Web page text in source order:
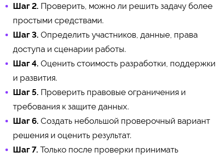
Шаг 2. Проверить, можно ли решить задачу более
простыми средствами.
Шаг 3. Определить участников, данные, права
доступа и сценарии работы.
Шаг 4. Оценить стоимость разработки, поддержки
и развития.
Шаг 5. Проверить правовые ограничения и
требования к защите данных.
Шаг 6. Создать небольшой проверочный вариант
решения и оценить результат.
Шаг 7. Только после проверки принимать